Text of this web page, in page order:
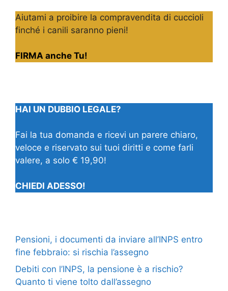
Aiutami a proibire la compravendita di cuccioli
finché i canili saranno pieni!
FIRMA anche Tu!
HAI UN DUBBIO LEGALE?
Fai la tua domanda e ricevi un parere chiaro,
veloce e riservato sui tuoi diritti e come farli
valere, a solo € 19,90!
CHIEDI ADESSO!
Pensioni, i documenti da inviare all’INPS entro
fine febbraio: si rischia l’assegno
Debiti con l’INPS, la pensione è a rischio?
Quanto ti viene tolto dall’assegno